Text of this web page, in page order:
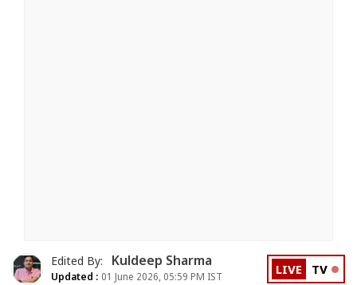
Edited By: Kuldeep Sharma
Updated : 01 June 2026, 05:59 PM IST LIVE TV